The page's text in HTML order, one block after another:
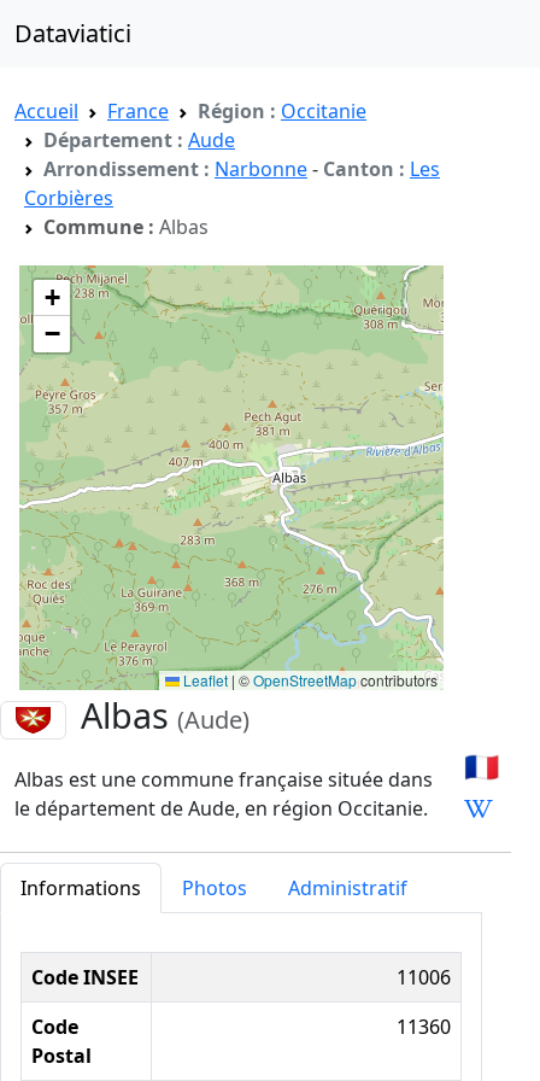
Dataviatici
Accueil France Région : Occitanie
Département : Aude
Arrondissement : Narbonne- Canton : Les
Corbières
Commune : Albas
+
−
Leaflet | ©OpenStreetMapcontributors
Albas(Aude)
Albas est une commune française située dans
le département de Aude, en région Occitanie.
🇫🇷
Informations Photos Administratif
Informations administratives
Code INSEE
11006
Code
Postal
11360